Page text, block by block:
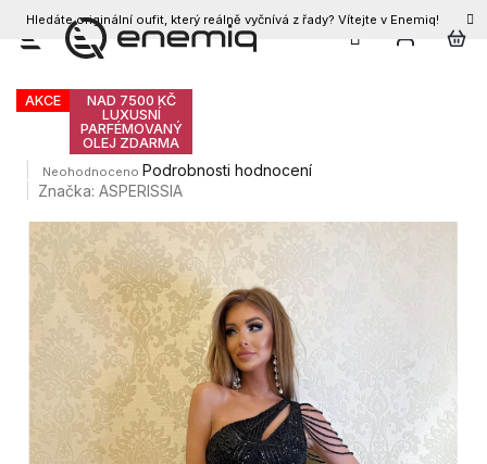
Přejít
Hledáte originální oufit, který reálně vyčnívá z řady? Vítejte v Enemiq!
CZK
Dámské šaty PAPAJE
AKCE
NAD 7500 KČ
LUXUSNÍ
PARFÉMOVANÝ
OLEJ ZDARMA
Průměrné
hodnocení
5
hvězdiček.
Neohodnoceno Podrobnosti hodnocení
Značka:ASPERISSIA